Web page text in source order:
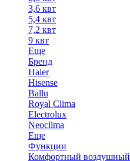
3,6 квт
5,4 квт
7,2 квт
9 квт
Еще
Бренд
Haier
Hisense
Ballu
Royal Clima
Electrolux
Neoclima
Еще
Функции
Комфортный воздушный